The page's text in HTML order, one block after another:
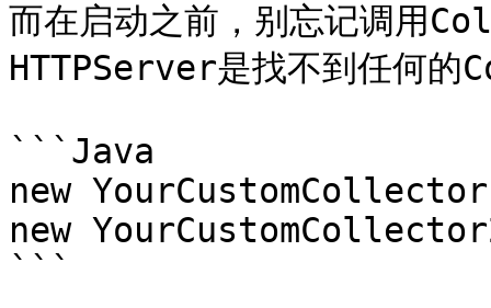
而在启动之前，别忘记调
HTTPServer是找不到任何
```Java
new
new
```